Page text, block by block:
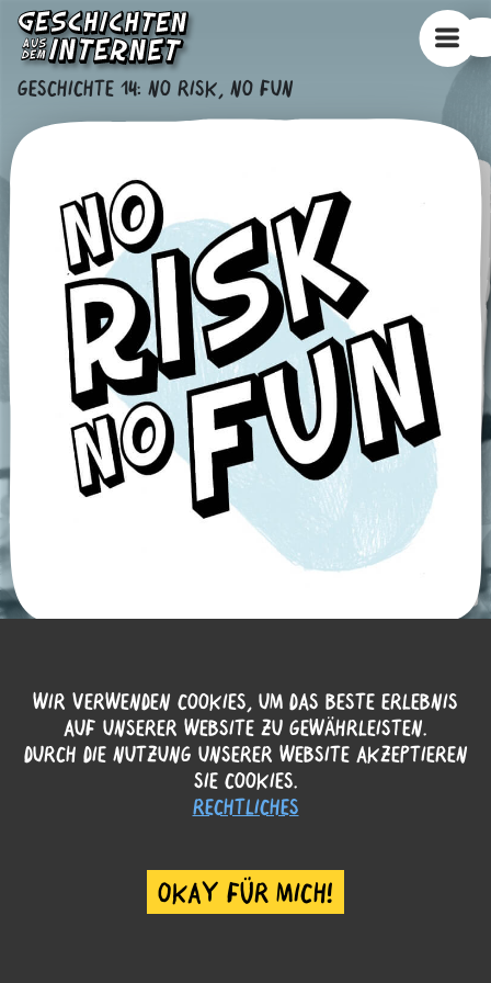
GESCHICHTE 14: NO RISK, NO FUN
ERFAHRE MEHR, LIES UNSERE TIPPS UND INFOS
TIPPS
KURZ GESAGT
ODER GEH DIREKT ZUR NÄCHSTEN GESCHICHTE
WIR VERWENDEN COOKIES, UM DAS BESTE ERLEBNIS
AUF UNSERER WEBSITE ZU GEWÄHRLEISTEN.
DURCH DIE NUTZUNG UNSERER WEBSITE AKZEPTIEREN
SIE COOKIES.
RECHTLICHES
OKAY FÜR MICH!